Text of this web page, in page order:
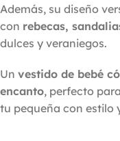
Además, su diseño
con rebecas,
dulces y veraniegos.
Un vestido de bebé
encanto, perfecto
tu pequeña con estilo